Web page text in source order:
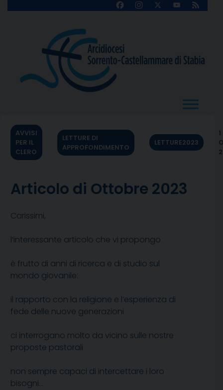
FacebookInstagram
X
YouTube
Feed
AVVISI
PER IL
CLERO
LETTURE DI
APPROFONDIMENTO
LETTURE2023
1
Articolo di Ottobre 2023
Carissimi,
l’interessante articolo che vi propongo
è frutto di anni di ricerca e di studio sul
mondo giovanile:
il rapporto con la religione e l’esperienza di
fede delle nuove generazioni
ci interrogano molto da vicino sulle nostre
proposte pastorali
non sempre capaci di intercettare i loro
bisogni…